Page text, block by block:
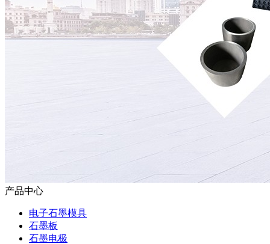
产品中心
电子石墨模具
石墨板
石墨电极